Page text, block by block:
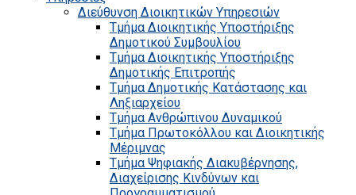
Διεύθυνση Διοικητικών Υπηρεσιών
Τμήμα Διοικητικής Υποστήριξης
Δημοτικού Συμβουλίου
Τμήμα Διοικητικής Υποστήριξης
Δημοτικής Επιτροπής
Τμήμα Δημοτικής Κατάστασης και
Ληξιαρχείου
Τμήμα Ανθρώπινου Δυναμικού
Τμήμα Πρωτοκόλλου και Διοικητικής
Μέριμνας
Τμήμα Ψηφιακής Διακυβέρνησης,
Διαχείρισης Κινδύνων και